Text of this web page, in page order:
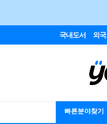
국내도서 외
빠른분야찾기